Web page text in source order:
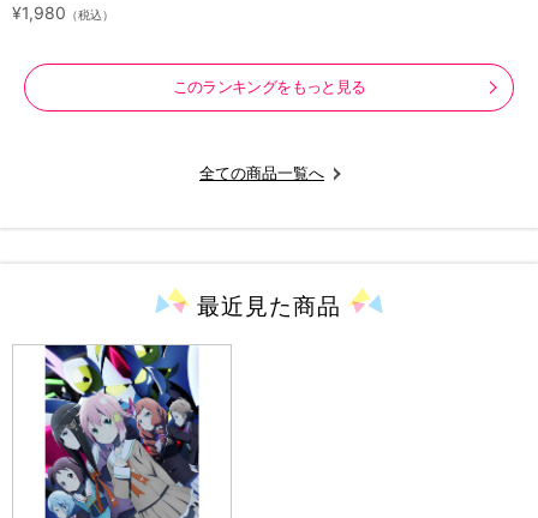
¥1,980 （税込）
このランキングをもっと見る
全ての商品一覧へ
最近見た商品